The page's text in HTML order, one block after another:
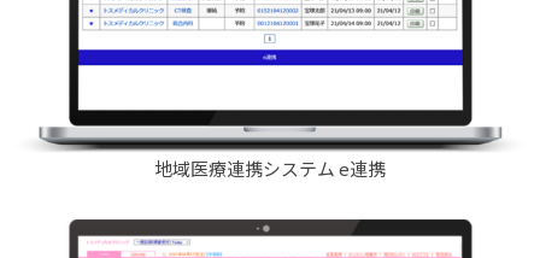
地域医療連携システム e連携